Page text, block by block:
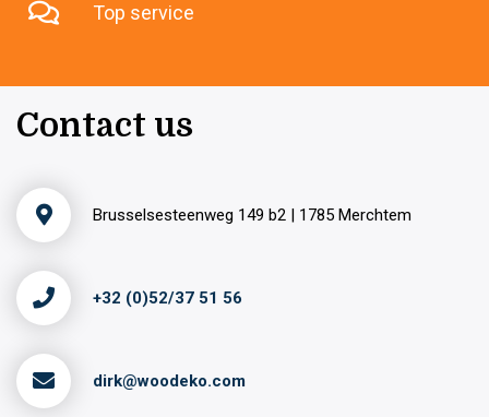
Top service
Contact us
Brusselsesteenweg 149 b2 | 1785 Merchtem
+32 (0)52/37 51 56
dirk@woodeko.com